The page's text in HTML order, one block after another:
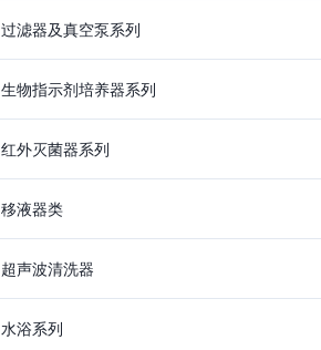
过滤器及真空泵系列
生物指示剂培养器系列
红外灭菌器系列
移液器类
超声波清洗器
水浴系列